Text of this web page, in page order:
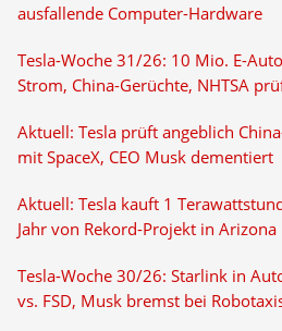
ausfallende Computer-Hardware
Tesla-Woche 31/26: 10 Mio. E-
Strom, China-Gerüchte, NHTSA
Aktuell: Tesla prüft angeblich
mit SpaceX, CEO Musk dementiert
Aktuell: Tesla kauft 1
Jahr von Rekord-Projekt in Arizona
Tesla-Woche 30/26: Starlink in
vs. FSD, Musk bremst bei